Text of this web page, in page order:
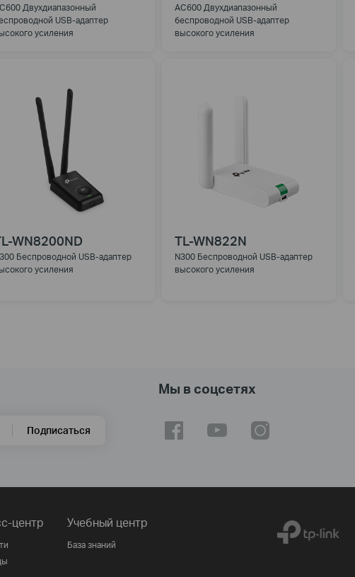
Двухдиапазонный
USB-адаптер
усиления
AC600 Двухдиапазонный
беспроводной USB-адаптер
высокого усиления
WN8200ND
Беспроводной USB-адаптер
усиления
TL-WN822N
N300 Беспроводной USB-адаптер
высокого усиления
Подписаться
Мы в соцсетях
центр Учебный центр
База знаний